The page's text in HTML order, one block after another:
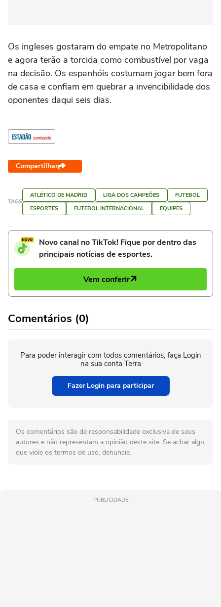
Os ingleses gostaram do empate no Metropolitano
e agora terão a torcida como combustível por vaga
na decisão. Os espanhóis costumam jogar bem fora
de casa e confiam em quebrar a invencibilidade dos
oponentes daqui seis dias.
Compartilhar
TAGS
ATLÉTICO DE MADRID LIGA DOS CAMPEÕES
FUTEBOL
ESPORTES
FUTEBOL INTERNACIONAL EQUIPES
Novo canal no TikTok! Fique por dentro das
principais notícias de esportes.
Vem conferir
Comentários (0)
Para poder interagir com todos comentários, faça Login
na sua conta Terra
Fazer Login para participar
Os comentários são de responsabilidade exclusiva de seus
autores e não representam a opinião deste site. Se achar algo
que viole os termos de uso, denuncie.
PUBLICIDADE